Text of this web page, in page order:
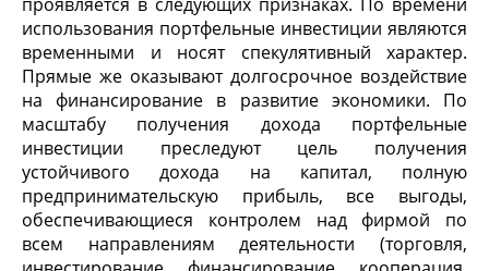
использования портфельные инвестиции являются
временными и носят спекулятивный характер.
Прямые же оказывают долгосрочное воздействие
на финансирование в развитие экономики. По
масштабу получения дохода портфельные
инвестиции преследуют цель получения
устойчивого дохода на капитал, полную
предпринимательскую прибыль, все выгоды,
обеспечивающиеся контролем над фирмой по
всем направлениям деятельности (торговля,